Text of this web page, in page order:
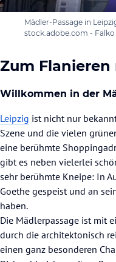
Mädler-Passage in
stock.adobe.com - Falko
Zum Flanieren
Willkommen in der
Leipzig ist nicht nur
Szene und die vielen
eine berühmte
gibt es neben vielerlei
sehr berühmte Kneipe: In
Goethe gespeist und an
haben.
Die Mädlerpassage ist mit
durch die architektonisch
einen ganz besonderen